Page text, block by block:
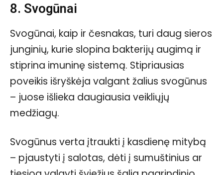
8. Svogūnai
Svogūnai, kaip ir česnakas, turi daug sieros
junginių, kurie slopina bakterijų augimą ir
stiprina imuninę sistemą. Stipriausias
poveikis išryškėja valgant žalius svogūnus
– juose išlieka daugiausia veikliųjų
medžiagų.
Svogūnus verta įtraukti į kasdienę mitybą
– pjaustyti į salotas, dėti į sumuštinius ar